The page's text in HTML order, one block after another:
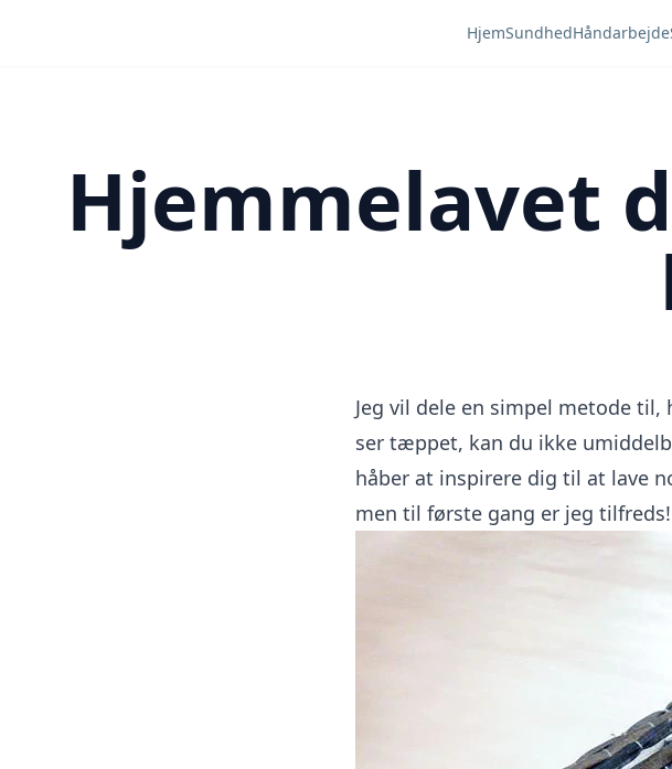
HjemSundhedHåndarbejde
Hjemmelavet
Jeg vil dele en simpel metode
ser tæppet, kan du ikke
håber at inspirere dig til at lave
men til første gang er jeg tilfreds!